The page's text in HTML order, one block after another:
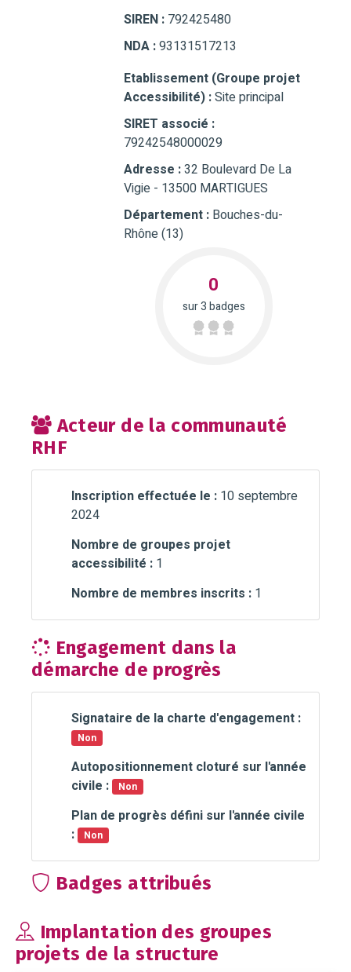
SIREN : 792425480
NDA :93131517213
Etablissement (Groupe projet
Accessibilité) :Site principal
SIRET associé :
79242548000029
Adresse :32 Boulevard De La
Vigie - 13500 MARTIGUES
Département : Bouches-du-
Rhône (13)
0
sur 3 badges
Acteur de la communauté
RHF
Inscription effectuée le : 10 septembre
2024
Nombre de groupes projet
accessibilité : 1
Nombre de membres inscrits : 1
Engagement dans la
démarche de progrès
Signataire de la charte d'engagement :
Non
Autopositionnement cloturé sur l'année
civile :
Non
Plan de progrès défini sur l'année civile
:
Non
Badges attribués
Implantation des groupes
projets de la structure